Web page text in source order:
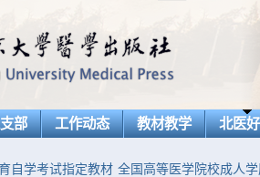
部 工作动态 教材教学 北医
自学考试指定教材 全国高等医学院校成人